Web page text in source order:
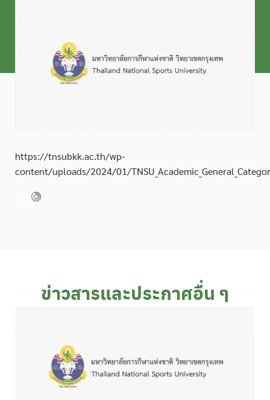
https://tnsubkk.ac.th/wp-
content/uploads/2024/01/
ข่าวสารและประกาศอื่น ๆ